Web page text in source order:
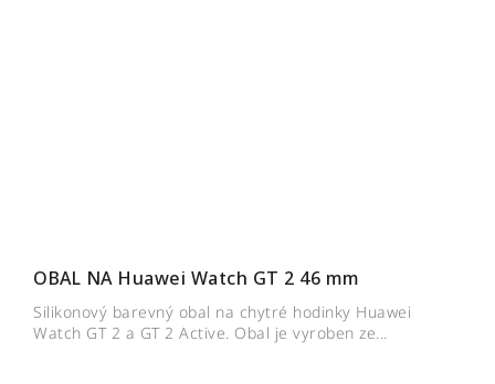
OBAL NA Huawei Watch GT 2 46 mm
Silikonový barevný obal na chytré hodinky Huawei
Watch GT 2 a GT 2 Active. Obal je vyroben ze...